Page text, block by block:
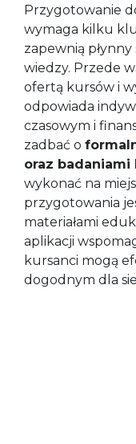
Przygotowanie
wymaga kilku
zapewnią
wiedzy. Przede
ofertą kursów i
odpowiada
czasowym i
zadbać o
oraz badaniami
wykonać na
przygotowania
materiałami
aplikacji
kursanci mogą
dogodnym dla